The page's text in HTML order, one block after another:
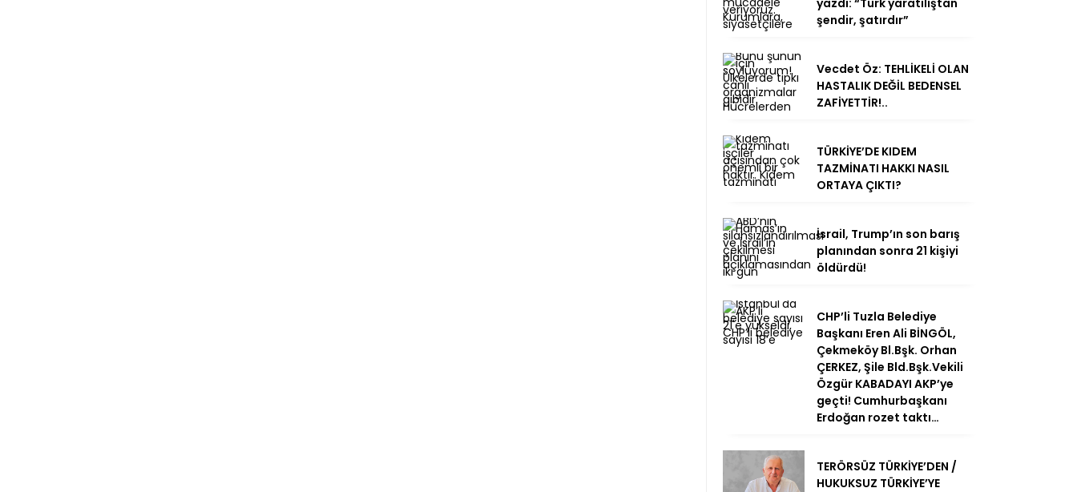
şendir, şatırdır”
Vecdet Öz: TEHLİKELİ OLAN
HASTALIK DEĞİL BEDENSEL
ZAFİYETTİR!..
TÜRKİYE’DE KIDEM
TAZMİNATI HAKKI NASIL
ORTAYA ÇIKTI?
İsrail, Trump’ın son barış
planından sonra 21 kişiyi
öldürdü!
CHP’li Tuzla Belediye
Başkanı Eren Ali BİNGÖL,
Çekmeköy Bl.Bşk. Orhan
ÇERKEZ, Şile Bld.Bşk.Vekili
Özgür KABADAYI AKP’ye
geçti! Cumhurbaşkanı
Erdoğan rozet taktı…
TERÖRSÜZ TÜRKİYE’DEN /
HUKUKSUZ TÜRKİYE’YE